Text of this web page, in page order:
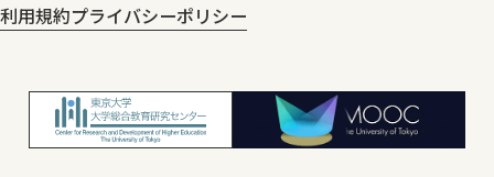
利用規約プライバシーポリシー